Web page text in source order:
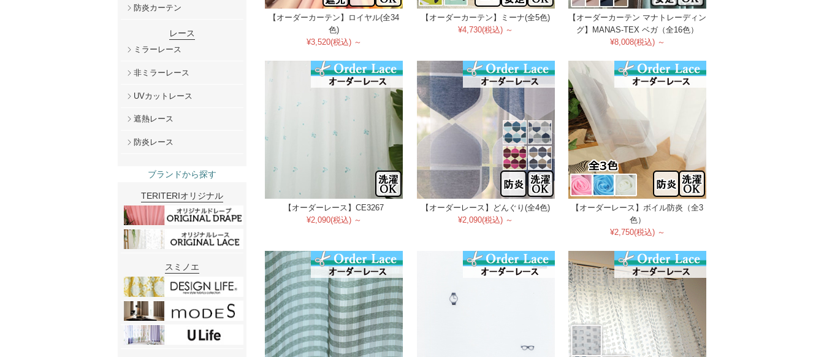
【オーダーカーテン】ロイヤル(全34
色)
¥3,520(税込) ～
【オーダーカーテン】ミーナ(全5色)
¥4,730(税込) ～
【オーダーカーテン マナトレーディン
グ】MANAS-TEX ベガ（全16色）
¥8,008(税込) ～
【オーダーレース】CE3267
¥2,090(税込) ～
【オーダーレース】どんぐり(全4色)
¥2,090(税込) ～
【オーダーレース】ボイル防炎（全3
色）
¥2,750(税込) ～
防炎カーテン
レース
ミラーレース
非ミラーレース
UVカットレース
遮熱レース
防炎レース
ブランドから探す
TERITERIオリジナル
スミノエ